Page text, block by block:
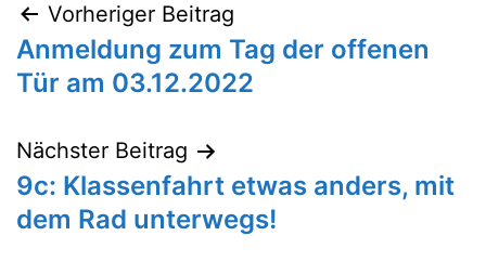
Beitragsnavigation
Vorheriger Beitrag
Anmeldung zum Tag der offenen
Tür am 03.12.2022
Nächster Beitrag
9c: Klassenfahrt etwas anders, mit
dem Rad unterwegs!